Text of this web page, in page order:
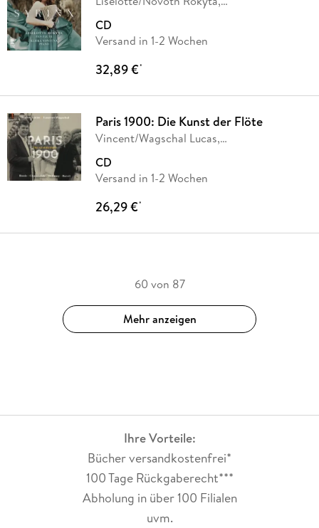
CD
Versand in 1-2 Wochen
32,89 €*
Paris 1900: Die Kunst der Flöte
Vincent/Wagschal Lucas,
CD
Versand in 1-2 Wochen
26,29 €*
60 von 87
Mehr anzeigen
Ihre Vorteile:
Bücher versandkostenfrei*
100 Tage Rückgaberecht***
Abholung in über 100 Filialen
uvm.